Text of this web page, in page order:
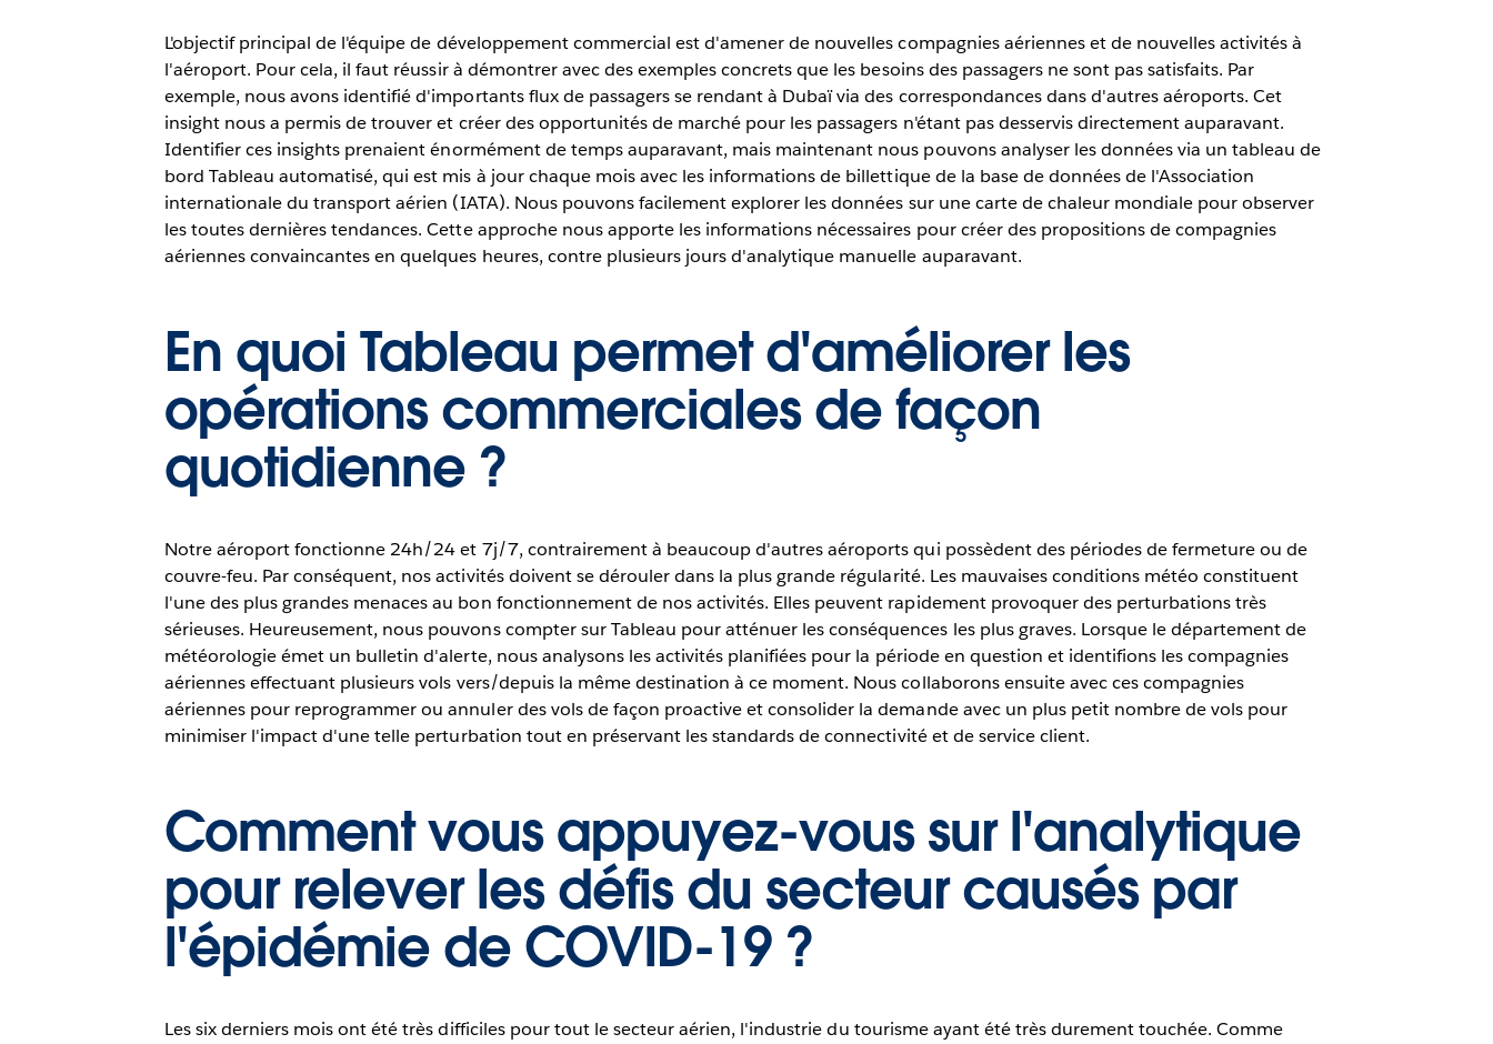
L'objectif principal de l'équipe de développement commercial est d'amener de nouvelles compagnies aériennes et de nouvelles activités à
l'aéroport. Pour cela, il faut réussir à démontrer avec des exemples concrets que les besoins des passagers ne sont pas satisfaits. Par
exemple, nous avons identifié d'importants flux de passagers se rendant à Dubaï via des correspondances dans d'autres aéroports. Cet
insight nous a permis de trouver et créer des opportunités de marché pour les passagers n'étant pas desservis directement auparavant.
Identifier ces insights prenaient énormément de temps auparavant, mais maintenant nous pouvons analyser les données via un tableau de
bord Tableau automatisé, qui est mis à jour chaque mois avec les informations de billettique de la base de données de l'Association
internationale du transport aérien (IATA). Nous pouvons facilement explorer les données sur une carte de chaleur mondiale pour observer
les toutes dernières tendances. Cette approche nous apporte les informations nécessaires pour créer des propositions de compagnies
aériennes convaincantes en quelques heures, contre plusieurs jours d'analytique manuelle auparavant.
En quoi Tableau permet d'améliorer les
opérations commerciales de façon
quotidienne ?
Notre aéroport fonctionne 24h/24 et 7j/7, contrairement à beaucoup d'autres aéroports qui possèdent des périodes de fermeture ou de
couvre-feu. Par conséquent, nos activités doivent se dérouler dans la plus grande régularité. Les mauvaises conditions météo constituent
l'une des plus grandes menaces au bon fonctionnement de nos activités. Elles peuvent rapidement provoquer des perturbations très
sérieuses. Heureusement, nous pouvons compter sur Tableau pour atténuer les conséquences les plus graves. Lorsque le département de
météorologie émet un bulletin d'alerte, nous analysons les activités planifiées pour la période en question et identifions les compagnies
aériennes effectuant plusieurs vols vers/depuis la même destination à ce moment. Nous collaborons ensuite avec ces compagnies
aériennes pour reprogrammer ou annuler des vols de façon proactive et consolider la demande avec un plus petit nombre de vols pour
minimiser l'impact d'une telle perturbation tout en préservant les standards de connectivité et de service client.
Comment vous appuyez-vous sur l'analytique
pour relever les défis du secteur causés par
l'épidémie de COVID-19 ?
Les six derniers mois ont été très difficiles pour tout le secteur aérien, l'industrie du tourisme ayant été très durement touchée. Comme